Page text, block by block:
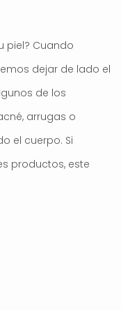
piel? Cuando
dejar de lado el
de los
arrugas o
el cuerpo. Si
productos, este